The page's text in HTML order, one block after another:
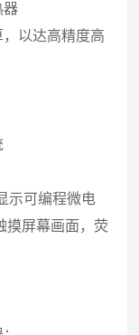
器
以达高精度高
示可编程微电
摸屏幕画面，荧